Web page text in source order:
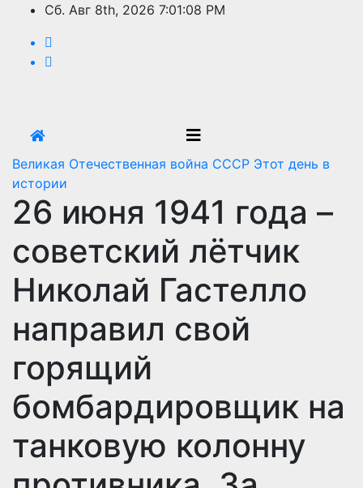
Перейти
содержимому
Сб. Авг 8th, 2026 7:01:08 PM
Великая Отечественная война СССР Этот день в
истории
26 июня 1941 года –
советский лётчик
Николай Гастелло
направил свой
горящий
бомбардировщик на
танковую колонну